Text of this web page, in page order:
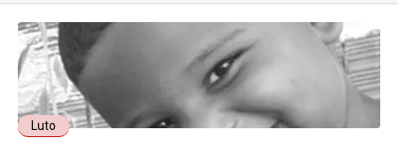
Luto